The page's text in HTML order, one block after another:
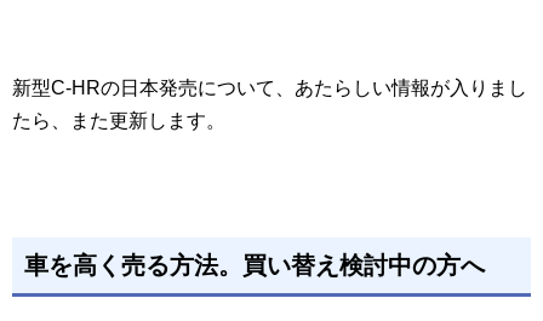
新型C-HRの日本発売について、あたらしい情報が入りまし
たら、また更新します。
車を高く売る方法。買い替え検討中の方へ